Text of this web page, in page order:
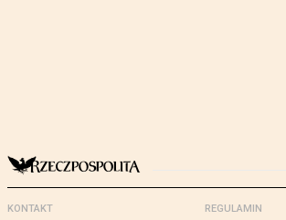
KONTAKT REGULAMIN